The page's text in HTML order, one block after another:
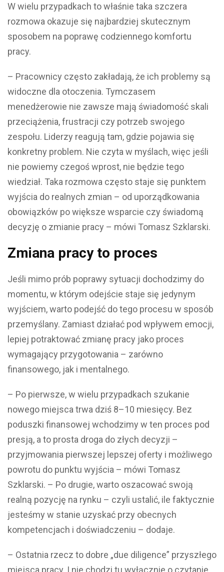
W wielu przypadkach to właśnie taka szczera
rozmowa okazuje się najbardziej skutecznym
sposobem na poprawę codziennego komfortu
pracy.
– Pracownicy często zakładają, że ich problemy są
widoczne dla otoczenia. Tymczasem
menedżerowie nie zawsze mają świadomość skali
przeciążenia, frustracji czy potrzeb swojego
zespołu. Liderzy reagują tam, gdzie pojawia się
konkretny problem. Nie czyta w myślach, więc jeśli
nie powiemy czegoś wprost, nie będzie tego
wiedział. Taka rozmowa często staje się punktem
wyjścia do realnych zmian – od uporządkowania
obowiązków po większe wsparcie czy świadomą
decyzję o zmianie pracy – mówi Tomasz Szklarski.
Zmiana pracy to proces
Jeśli mimo prób poprawy sytuacji dochodzimy do
momentu, w którym odejście staje się jedynym
wyjściem, warto podejść do tego procesu w sposób
przemyślany. Zamiast działać pod wpływem emocji,
lepiej potraktować zmianę pracy jako proces
wymagający przygotowania – zarówno
finansowego, jak i mentalnego.
– Po pierwsze, w wielu przypadkach szukanie
nowego miejsca trwa dziś 8–10 miesięcy. Bez
poduszki finansowej wchodzimy w ten proces pod
presją, a to prosta droga do złych decyzji –
przyjmowania pierwszej lepszej oferty i możliwego
powrotu do punktu wyjścia – mówi Tomasz
Szklarski. – Po drugie, warto oszacować swoją
realną pozycję na rynku – czyli ustalić, ile faktycznie
jesteśmy w stanie uzyskać przy obecnych
kompetencjach i doświadczeniu – dodaje.
– Ostatnia rzecz to dobre „due diligence” przyszłego
miejsca pracy. I nie chodzi tu wyłącznie o czytanie